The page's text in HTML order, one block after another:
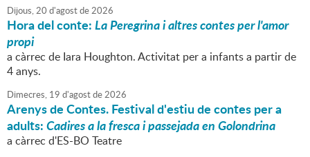
Dijous,20 d'agostde2026
Hora del conte:La Peregrina i altres contes per l'amor
propi
a càrrec de Iara Houghton. Activitat per a infants a partir de
4 anys.
Dimecres, 19 d'agostde2026
Arenys de Contes. Festival d'estiu de contes per a
adults:Cadires a la fresca i passejada en Golondrina
a càrrec d'ES-BO Teatre